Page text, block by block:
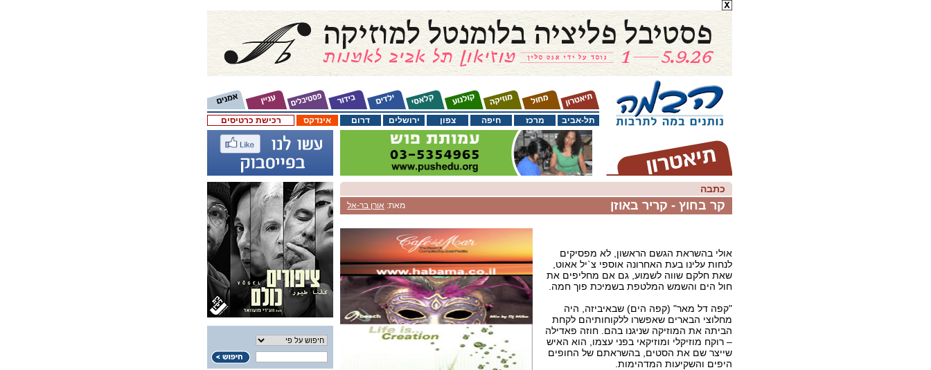
רכישת כרטיסים אינדקס דרום ירושלים צפון חיפה מרכז תל-אביב
כתבה
מאת: אורן בר-אל קר בחוץ - קריר באוזן
אולי בהשראת הגשם הראשון, לא מפסיקים
לנחות עלינו בעת האחרונה אוספי צ`יל אאוט,
שאת חלקם שווה לשמוע, גם אם מחליפים את
חול הים והשמש המלטפת בשמיכת פוך חמה.
"קפה דל מאר" (קפה הים) שבאיביזה, היה
מחלוצי הבארים שאפשרו ללקוחותיהם לקחת
הביתה את המוזיקה שניגנו בהם. חוזה פאדילה
– רוקח מוזיקלי ומוזיקאי בפני עצמו, הוא האיש
שייצר שם את הסטים, בהשראתם של החופים
היפים והשקיעות המדהימות.